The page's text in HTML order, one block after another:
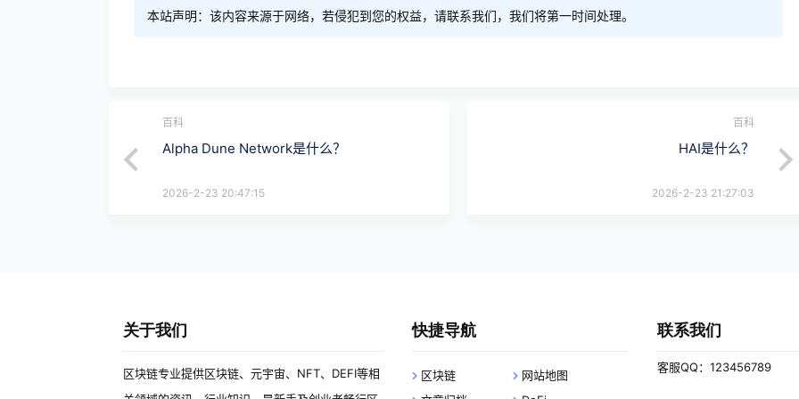
本站声明：该内容来源于网络，若侵犯到您的权益，请联系我们，我们将第一时间处理。
百科
Alpha Dune Network是什么？
2026-2-23 20:47:15
百科
HAI是什么？
2026-2-23 21:27:03
关于我们
区块链专业提供区块链、元宇宙、NFT、DEFI等相
快捷导航
区块链
网站地图
联系我们
客服QQ：123456789